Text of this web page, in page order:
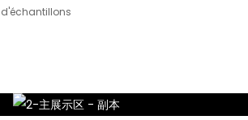
d'échantillons